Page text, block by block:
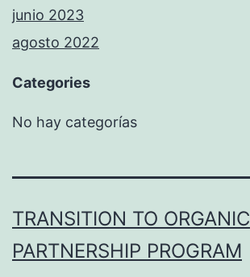
junio 2023
agosto 2022
Categories
No hay categorías
TRANSITION TO ORGANIC
PARTNERSHIP PROGRAM